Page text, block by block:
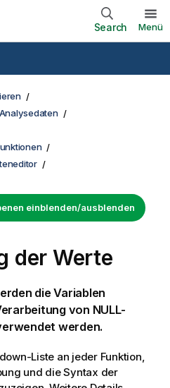
Search Menü
einblenden/ausblenden
der Werte
die Variablen
von NULL-
werden.
Liste an jeder Funktion,
und die Syntax der